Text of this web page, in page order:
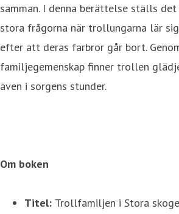
samman. I denna berättelse ställs
stora frågorna när trollungarna lär
efter att deras farbror går bort.
familjegemenskap finner trollen
även i sorgens stunder.
Om boken
Titel: Trollfamiljen i Stora